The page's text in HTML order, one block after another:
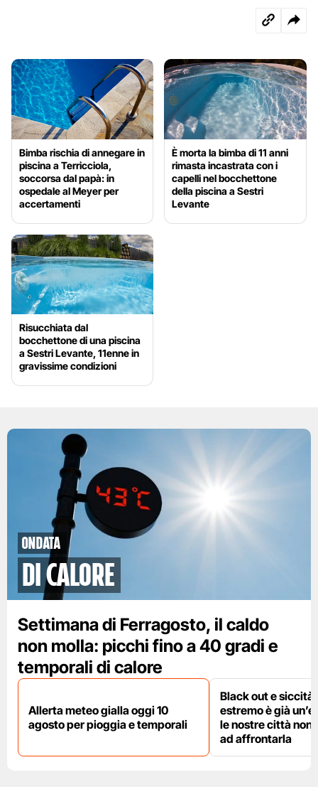
Bimba rischia di annegare in
piscina a Terricciola,
soccorsa dal papà: in
ospedale al Meyer per
accertamenti
È morta la bimba di 11 anni
rimasta incastrata con i
capelli nel bocchettone
della piscina a Sestri
Levante
Risucchiata dal
bocchettone di una piscina
a Sestri Levante, 11enne in
gravissime condizioni
ondata
di calore
Settimana di Ferragosto, il caldo
non molla: picchi fino a 40 gradi e
temporali di calore
Allerta meteo gialla oggi 10
agosto per pioggia e temporali
Black out e
estremo è già
le nostre città non
ad affrontarla